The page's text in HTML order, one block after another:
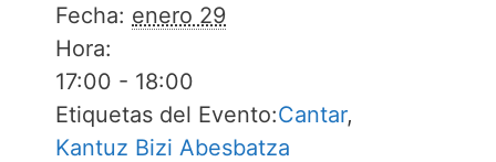
Fecha: enero 29
Hora:
17:00 - 18:00
Etiquetas del Evento:Cantar,
Kantuz Bizi Abesbatza